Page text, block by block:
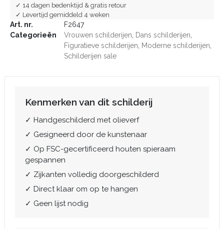
✓ 14 dagen bedenktijd & gratis retour
✓ Levertijd gemiddeld 4 weken
Art. nr.
F2647
Categorieën
Vrouwen schilderijen Dans schilderijen
Figuratieve schilderijen
Moderne schilderijen
Schilderijen sale
Kenmerken van dit schilderij
✓ Handgeschilderd met olieverf
✓ Gesigneerd door de kunstenaar
✓ Op FSC-gecertificeerd houten spieraam
gespannen
✓ Zijkanten volledig doorgeschilderd
✓ Direct klaar om op te hangen
✓ Geen lijst nodig